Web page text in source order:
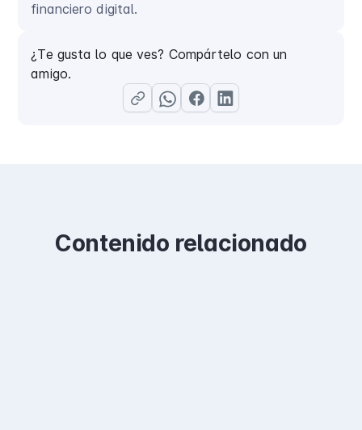
financiero digital.
¿Te gusta lo que ves? Compártelo con un
amigo.
Contenido relacionado